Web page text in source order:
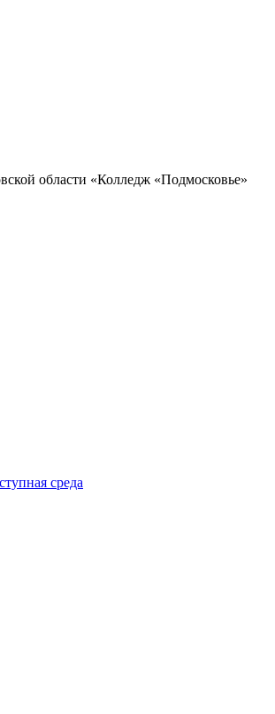
области «Колледж «Подмосковье»
среда